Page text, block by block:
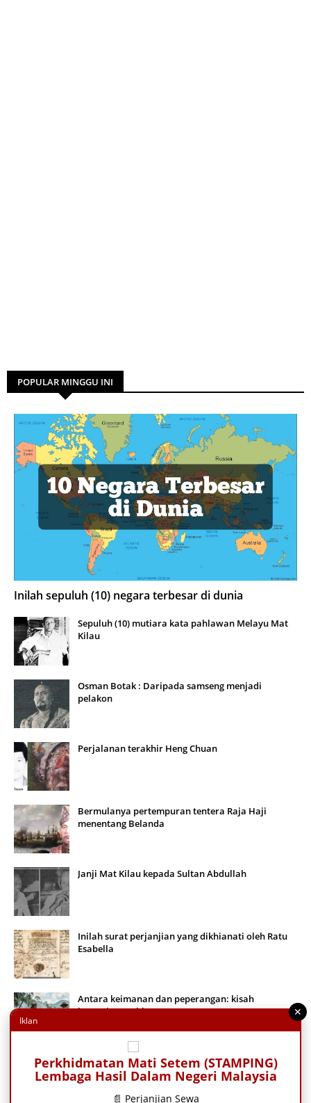
POPULAR MINGGU INI
Inilah sepuluh (10) negara terbesar di dunia
Sepuluh (10) mutiara kata pahlawan Melayu Mat
Kilau
Osman Botak : Daripada samseng menjadi
pelakon
Perjalanan terakhir Heng Chuan
Bermulanya pertempuran tentera Raja Haji
menentang Belanda
Janji Mat Kilau kepada Sultan Abdullah
Inilah surat perjanjian yang dikhianati oleh Ratu
Esabella
Antara keimanan dan peperangan: kisah
keteguhan pahlawan Moro
Tuan Guru Baba Mae Chaiya, Pondok Haji Mad
Terengganu Bermin
✕
Iklan
Perkhidmatan Mati Setem (STAMPING)
Lembaga Hasil Dalam Negeri Malaysia
📄 Perjanjian Sewa